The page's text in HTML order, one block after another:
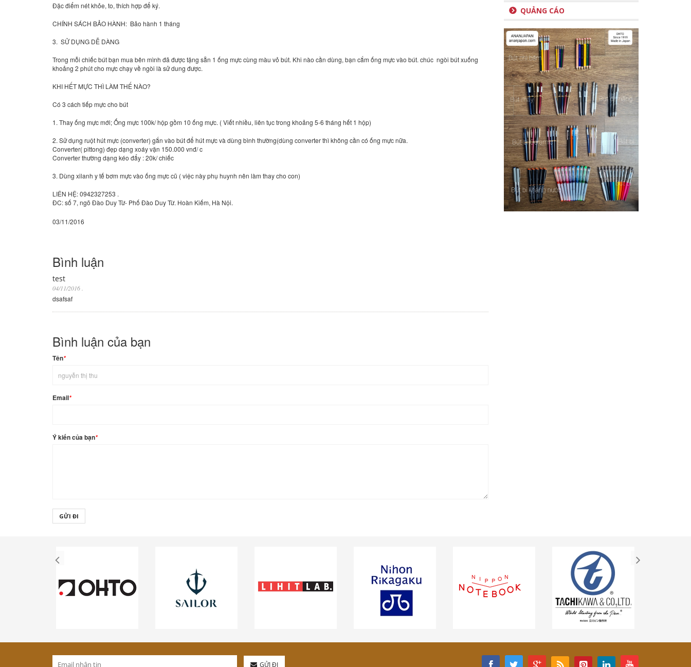
Đặc điểm nét khỏe, to, thích hợp để ký.
CHÍNH SÁCH BẢO HÀNH: Bảo hành 1 tháng
3. SỬ DỤNG DỄ DÀNG
Trong mỗi chiếc bút bạn mua bên mình đã được tặng sẵn 1 ống mực cùng màu vỏ bút. Khi nào cần dùng, bạn cắm ống mực vào bút. chúc ngòi bút xuống
khoảng 2 phút cho mực chạy về ngòi là sử dung được.
KHI HẾT MỰC THÌ LÀM THẾ NÀO?
Có 3 cách tiếp mực cho bút
1. Thay ống mực mới; Ống mực 100k/ hộp gồm 10 ống mực. ( Viết nhiều, liên tục trong khoảng 5-6 tháng hết 1 hộp)
2. Sử dụng ruột hút mực (converter) gắn vào bút để hút mực và dùng bình thường(dùng converter thì không cần có ống mực nữa.
Converter( pittong) đẹp dạng xoáy vặn 150.000 vnđ/ c
Converter thường dạng kéo đẩy : 20k/ chiếc
3. Dùng xilanh y tế bơm mực vào ống mực cũ ( việc này phụ huynh nên làm thay cho con)
LIÊN HỆ: 0942327253 .
ĐC: số 7, ngõ Đào Duy Từ- Phố Đào Duy Từ. Hoàn Kiếm, Hà Nội.
03/11/2016
Bình luận
test
04/11/2016
dsafsaf
Bình luận của bạn
Tên*
Email*
Ý kiến của bạn*
GỬI ĐI
QUẢNG CÁO
GỬI ĐI